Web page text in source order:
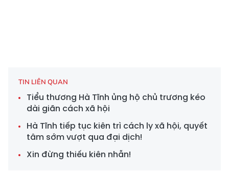
TIN LIÊN QUAN
Tiểu thương Hà Tĩnh ủng hộ chủ trương kéo
dài giãn cách xã hội
Hà Tĩnh tiếp tục kiên trì cách ly xã hội, quyết
tâm sớm vượt qua đại dịch!
Xin đừng thiếu kiên nhẫn!